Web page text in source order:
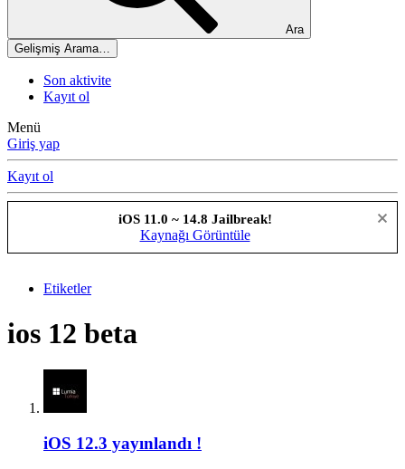
Ara
Gelişmiş Arama…
Son aktivite
Kayıt ol
Menü
Giriş yap
Kayıt ol
iOS 11.0 ~ 14.8 Jailbreak!
Kaynağı Görüntüle
Etiketler
ios 12 beta
iOS 12.3 yayınlandı !